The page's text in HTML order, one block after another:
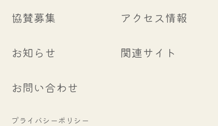
協賛募集 アクセス情報
お知らせ 関連サイト
お問い合わせ
プライバシーポリシー